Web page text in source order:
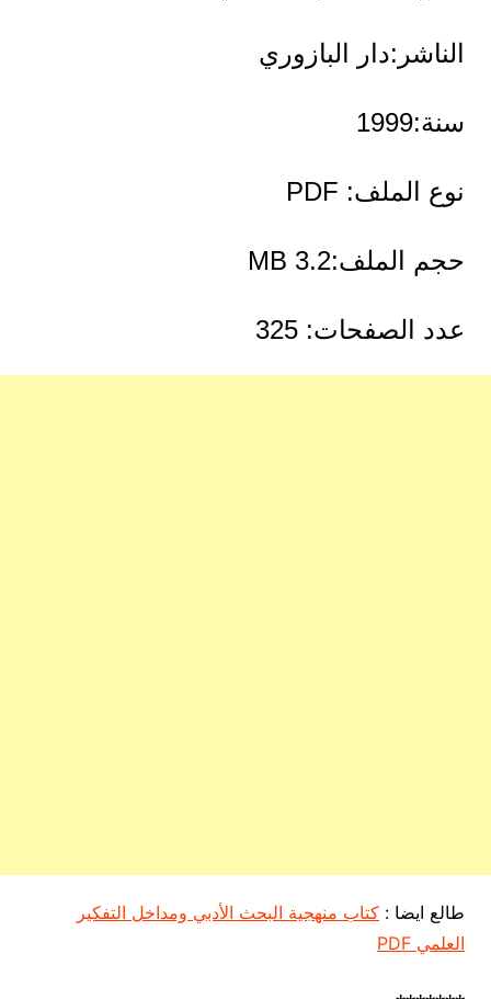
الناشر:دار البازوري
سنة:1999
نوع الملف: PDF
حجم الملف:3.2 MB
عدد الصفحات: 325
طالع ايضا : كتاب منهجية البحث الأدبي ومداخل التفكير
العلمي PDF